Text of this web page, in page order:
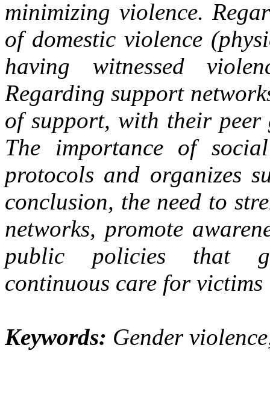
minimizing violence.
of domestic violence
having witnessed
Regarding support
of support, with their peer
The importance of
protocols and organizes
conclusion, the need to
networks, promote
public policies that
continuous care for victims
Keywords: Gender